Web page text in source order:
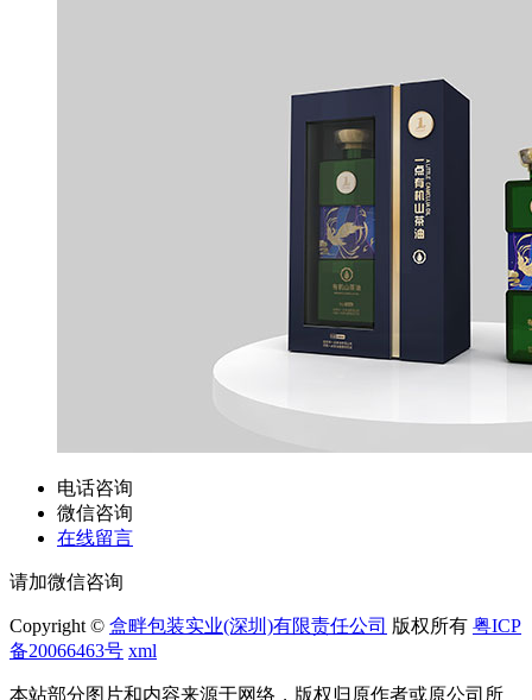
电话咨询
微信咨询
在线留言
请加微信咨询
Copyright © 盒畔包装实业(深圳)有限责任公司 版权所有 粤ICP
备20066463号 xml
本站部分图片和内容来源于网络，版权归原作者或原公司所